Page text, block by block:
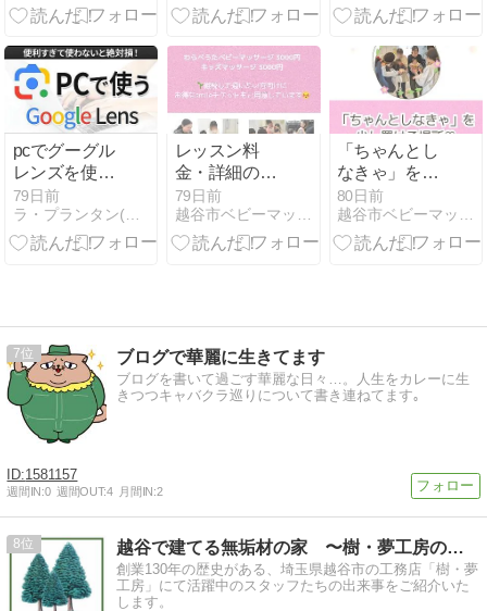
ル 越谷ベビー
室
pcでグーグル
レンズを使う
方法
79日前
レッスン料
金・詳細のご
案内 越谷|生後
1ヶ月からの
わらべうたベ
79日前
「ちゃんとし
なきゃ」を少
し置ける場所
♡越谷ベビー
マッサージ教
80日前
7 ブログで華麗に生きてます
ブログを書いて過ごす華麗な日々…。人生をカレーに生
きつつキャバクラ巡りについて書き連ねてます｡
1581157
週間IN:0 週間OUT:4 月間IN:2
8 越谷で建てる無垢材の家 〜樹・夢工房のブログ〜
創業130年の歴史がある、埼玉県越谷市の工務店「樹・夢
工房」にて活躍中のスタッフたちの出来事をご紹介いた
します。